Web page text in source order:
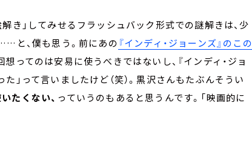
き」してみせるフラッシュバック形式での謎解きは、少
と、僕も思う。前にあの 『インディ・ジョーンズ』のこの
想ってのは安易に使うべきではないし、『インディ・ジョ
」って言いましたけど（笑）。黒沢さんもたぶんそうい
たくない、 っていうのもあると思うんです。「映画的に